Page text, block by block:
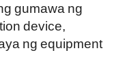
gumawa ng
device,
ng equipment